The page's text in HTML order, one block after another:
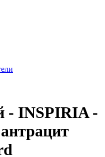
- INSPIRIA -